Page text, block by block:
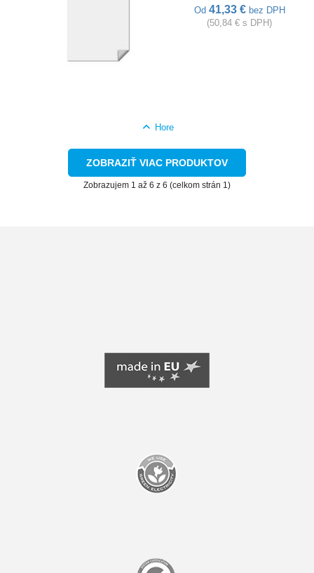
Od 41,33 € bez DPH
(50,84 € s DPH)
Hore
ZOBRAZIŤ VIAC PRODUKTOV
Zobrazujem 1 až 6 z 6 (celkom strán 1)